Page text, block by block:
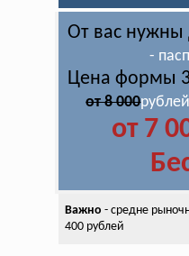
От вас нужны
-
Цена формы
от 8 000
от 7
Важно - средне
400 рублей